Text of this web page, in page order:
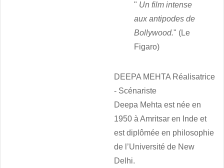
" Un film intense
aux antipodes de
Bollywood." (Le
Figaro)
DEEPA MEHTA Réalisatrice
- Scénariste
Deepa Mehta est née en
1950 à Amritsar en Inde et
est diplômée en philosophie
de l’Université de New
Delhi.